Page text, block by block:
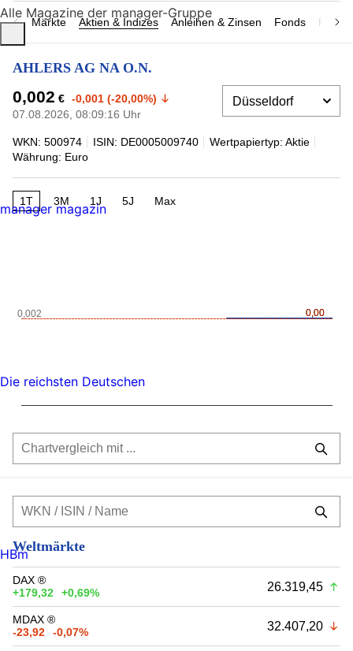
Märkte Aktien & Indizes Anleihen & Zinsen Fonds
AHLERS AG NA O.N.
0,002 € -0,001 (-20,00%)
07.08.2026, 08:09:16 Uhr
WKN: 500974 ISIN: DE0005009740
Wertpapiertyp: Aktie
Währung: Euro
1T 3M 1J 5J Max
0,00
0,00
0,002
Weltmärkte
DAX ®
+179,32
+0,69% 26.319,45
MDAX ®
-23,92
-0,07% 32.407,20
Alle Magazine der manager-Gruppe
manager magazin
Die reichsten Deutschen
HBm